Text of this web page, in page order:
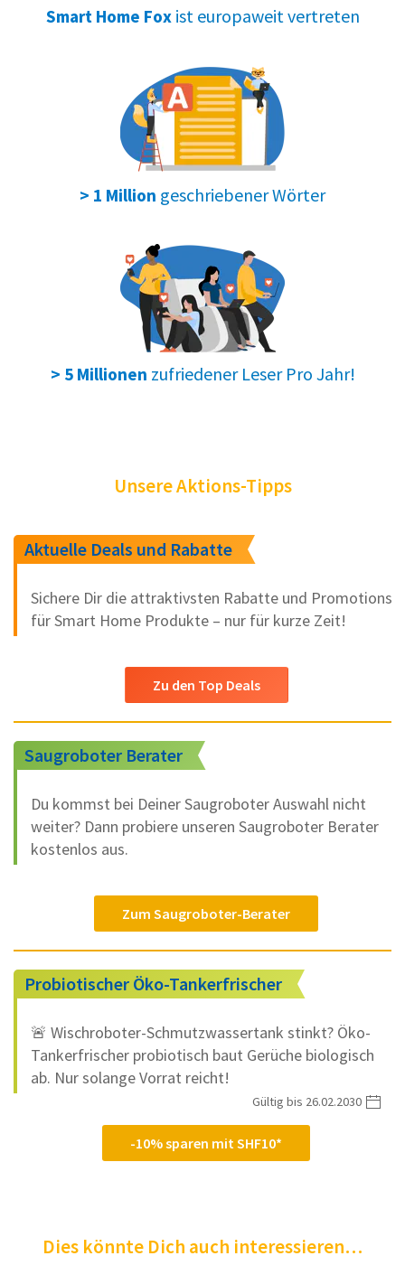
Smart Home Foxist europaweit vertreten
> 1 Million geschriebener Wörter
> 5 Millionen zufriedener Leser Pro Jahr!
Unsere Aktions-Tipps
Aktuelle Deals und Rabatte
Sichere Dir die attraktivsten Rabatte und Promotions
für Smart Home Produkte – nur für kurze Zeit!
Zu den Top Deals
Saugroboter Berater
Du kommst bei Deiner Saugroboter Auswahl nicht
weiter? Dann probiere unseren Saugroboter Berater
kostenlos aus.
Zum Saugroboter-Berater
Probiotischer Öko-Tankerfrischer
🚨 Wischroboter-Schmutzwassertank stinkt? Öko-
Tankerfrischer probiotisch baut Gerüche biologisch
ab. Nur solange Vorrat reicht!
-10% sparen mit SHF10*
Gültig bis 26.02.2030
Dies könnte Dich auch interessieren…